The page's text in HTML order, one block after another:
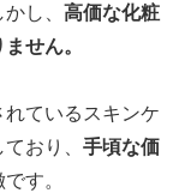
し、 高価な化粧
せん。
ているスキンケ
おり、 手頃な価
す。